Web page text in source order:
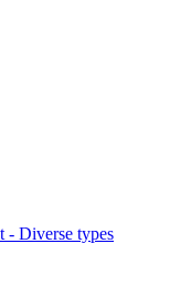
- Diverse types